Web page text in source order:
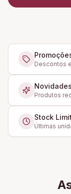
Descontos
Novidades
Produtos
Stock
Últimas